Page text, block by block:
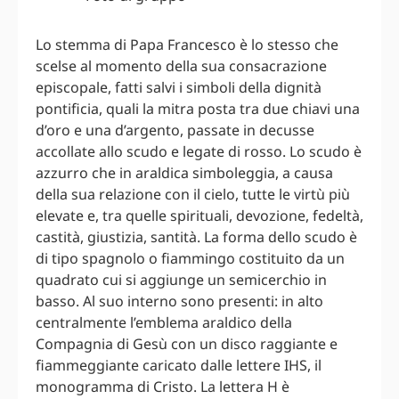
Lo stemma di Papa Francesco è lo stesso che
scelse al momento della sua consacrazione
episcopale, fatti salvi i simboli della dignità
pontificia, quali la mitra posta tra due chiavi una
d’oro e una d’argento, passate in decusse
accollate allo scudo e legate di rosso. Lo scudo è
azzurro che in araldica simboleggia, a causa
della sua relazione con il cielo, tutte le virtù più
elevate e, tra quelle spirituali, devozione, fedeltà,
castità, giustizia, santità. La forma dello scudo è
di tipo spagnolo o fiammingo costituito da un
quadrato cui si aggiunge un semicerchio in
basso. Al suo interno sono presenti: in alto
centralmente l’emblema araldico della
Compagnia di Gesù con un disco raggiante e
fiammeggiante caricato dalle lettere IHS, il
monogramma di Cristo. La lettera H è